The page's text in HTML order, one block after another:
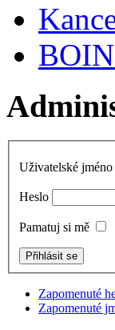
Uživatelské jméno
Heslo
Pamatuj si mě
Zapomenuté
Zapomenuté